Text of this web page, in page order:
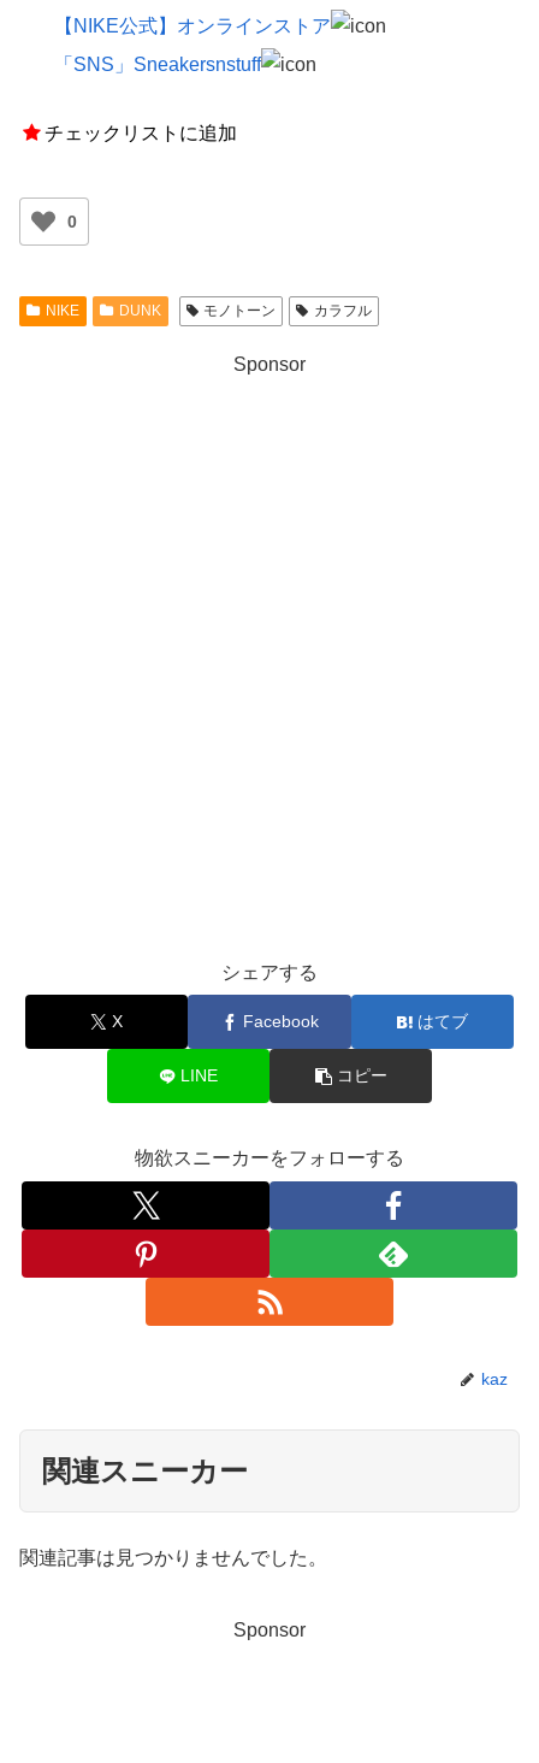
【NIKE公式】オンラインストア
「SNS」Sneakersnstuff
チェックリストに追加
0
NIKE DUNK モノトーン カラフル
Sponsor
シェアする
X Facebook はてブ
LINE コピー
物欲スニーカーをフォローする
kaz
関連スニーカー
関連記事は見つかりませんでした。
Sponsor